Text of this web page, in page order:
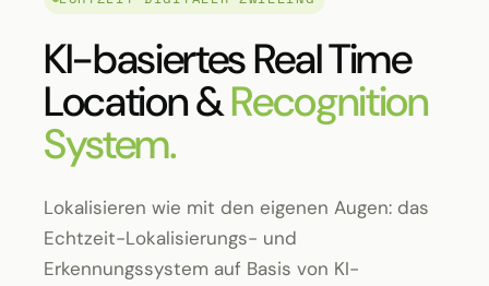
KI-basiertes Real Time
Location &Recognition
System.
Lokalisieren wie mit den eigenen Augen: das
Echtzeit-Lokalisierungs- und
Erkennungssystem auf Basis von KI-